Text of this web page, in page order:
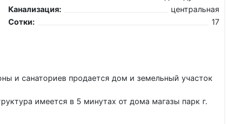
Канализация:
центральная
Сотки:
17
и санаториев продается дом и земельный участок
имеется в 5 минутах от дома магазы парк г.